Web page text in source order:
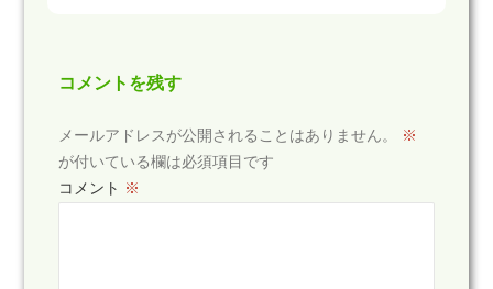
コメントを残す
メールアドレスが公開されることはありません。
※
が付いている欄は必須項目です
コメント ※